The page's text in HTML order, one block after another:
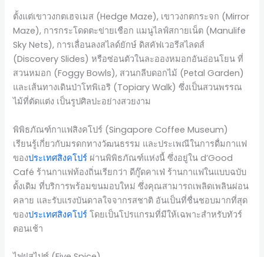
ตั้งแต่เขาวงกตเฮจเมส (Hedge Maze), เขาวงกตกระจก (Mirror
Maze), การกระโดดตะข่ายเชือก แมนูไลฟ์สกายเน็ต (Manulife
Sky Nets), การเลื่อนลงสไลด์ยักษ์ ดิสคัฟเวอรีสไลดส์
(Discovery Slides) หรือซ่อนตัวในละอองหมอกอันอ่อนโยน ที่
สวนหมอก (Foggy Bowls), สวนกลีบดอกไม้ (Petal Garden)
และเส้นทางเดินป่าโทพิเอริ (Topiary Walk) ซึ่งเป็นสวนพรรณ
ไม้ที่ตัดแต่ง เป็นรูปศิลปะอย่างสวยงาม
พิพิธภัณฑ์กาแฟสิงคโปร์ (Singapore Coffee Museum)
เรียนรู้เกี่ยวกับมรดกทางวัฒนธรรม และประเพณีในการดื่มกาแฟ
ของประเทศสิงคโปร์ ผ่านพิพิธภัณฑ์แห่งนี้ ซึ่งอยู่ใน d’Good
Café ร้านกาแฟท้องถิ่นเรียกว่า ดีกู๊ดคาเฟ่ ร้านกาแฟในแบบฉบับ
ดั้งเดิม ที่บริการพร้อมขนมอบใหม่ ซึ่งคุณสามารถเพลิดเพลินผ่อน
คลาย และรับแรงบันดาลใจจากรสชาติ อันเป็นที่ชื่นชอบมากที่สุด
ของประเทศสิงคโปร์ โดยเป็นโปรแกรมที่มีให้เฉพาะสำหรับทัวร์
ตอนเช้า